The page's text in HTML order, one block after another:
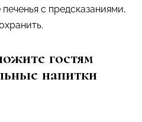
с предсказаниями,
гостям
напитки